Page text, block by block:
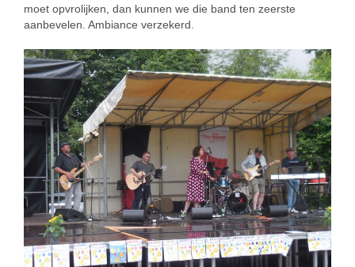
moet opvrolijken, dan kunnen we die band ten zeerste
aanbevelen. Ambiance verzekerd.